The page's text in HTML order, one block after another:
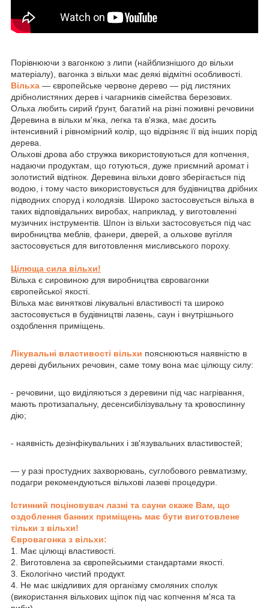
Порівнюючи з вагонкою з липи (найблизнішого до вільхи
матеріалу), вагонка з вільхи має деякі відмітні особливості.
Вільха — європейське червоне дерево — рід листяних
дрібнолистяних дерев і чагарників сімейства березових.
Ольха любить сирий ґрунт, багатий на різні поживні речовини
Деревина в вільхи м'яка, легка та в'язка, має досить
інтенсивний і рівномірний колір, що відрізняє її від інших порід
дерева.
Ольхові дрова або стружка використовуються для копчення,
надаючи продуктам, що готуються, дуже приємний аромат і
золотистий відтінок. Деревина вільхи довго зберігається під
водою, і тому часто використовується для будівництва дрібних
підводних споруд і колодязів. Широко застосовується вільха в
таких відповідальних виробах, наприклад, у виготовленні
музичних інструментів. Шпон із вільхи застосовується під час
виробництва меблів, фанери, дверей, а ольхове вугілля
застосовується для виготовлення мисливського пороху.
Цілюща сила вільхи!
Вільха є сировиною для виробництва євровагонки
європейської якості.
Вільха має виняткові лікувальні властивості та широко
застосовується в будівництві лазень, саун і внутрішнього
оздоблення приміщень.
Лікувальні властивості вільхи пояснюються наявністю в
дереві дубильних речовин, саме тому вона має цілющу силу:
- речовини, що виділяються з деревини під час нагрівання,
мають протизапальну, десенсибілізувальну та кровоспинну
дію;
- наявність дезінфікувальних і зв'язувальних властивостей;
— у разі простудних захворювань, суглобового ревматизму,
подагри рекомендуються вільхові лазеві процедури.
Істинний поціновувач лазні та сауни скаже Вам, що
оздоблення банних приміщень має бути виготовлене
тільки з вільхи!
Євровагонка з вільхи:
1. Має цілющі властивості.
2. Виготовлена за європейськими стандартами якості.
3. Екологічно чистий продукт.
4. Не має шкідливих для організму смоляних сполук
(використання вільхових щіпок під час копчення м'яса та